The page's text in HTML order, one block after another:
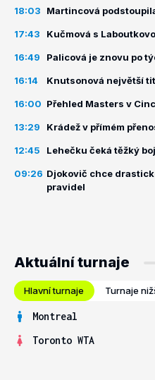
18:03 Martincová
17:43 Kučmová s
16:49 Palicová je znovu po
16:14 Knutsonová největší
16:00 Přehled Masters v
13:29 Krádež v přímém
12:45 Lehečku čeká těžký
09:26 Djokovič chce
pravidel
Aktuální turnaje
Hlavní turnaje Turnaje
Montreal
Toronto WTA